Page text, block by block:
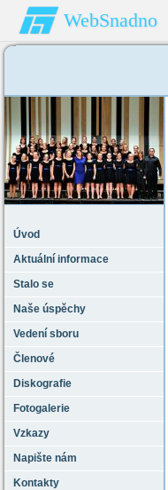
WebSnadno
Úvod
Aktuální informace
Stalo se
Naše úspěchy
Vedení sboru
Členové
Diskografie
Fotogalerie
Vzkazy
Napište nám
Kontakty